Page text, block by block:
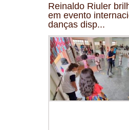
Reinaldo Riuler
em evento
danças disp...